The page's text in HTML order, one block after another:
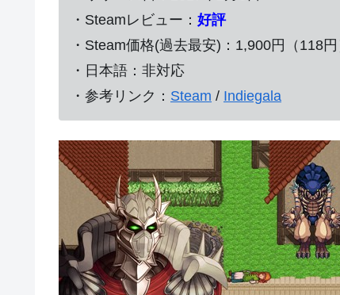
・Steamレビュー： 好評
・Steam価格(過去最安)：1,900円（118円
・日本語：非対応
・参考リンク： Steam / Indiegala